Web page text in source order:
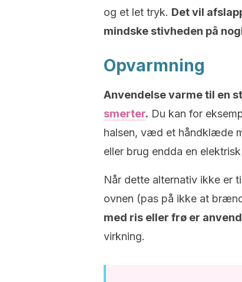
og et let tryk. Det vil
mindske stivheden på
Opvarmning
Anvendelse varme til en
smerter. Du kan for
halsen, væd et håndklæde
eller brug endda en
Når dette alternativ ikke er
ovnen (pas på ikke at
med ris eller frø er
virkning.